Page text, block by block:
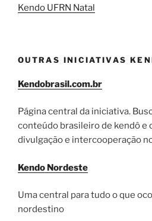
Kendo UFRN Natal
OUTRAS INICIATIVAS
Kendobrasil.com.br
Página central da iniciativa.
conteúdo brasileiro de kendô e
divulgação e intercooperação
Kendo Nordeste
Uma central para tudo o que
nordestino